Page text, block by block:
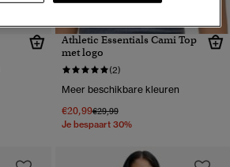
Athletic Essentials Cami Top
met logo
(2)
Meer beschikbare kleuren
€20,99Prijs verlaagd van
€29,99naar
Je bespaart 30%